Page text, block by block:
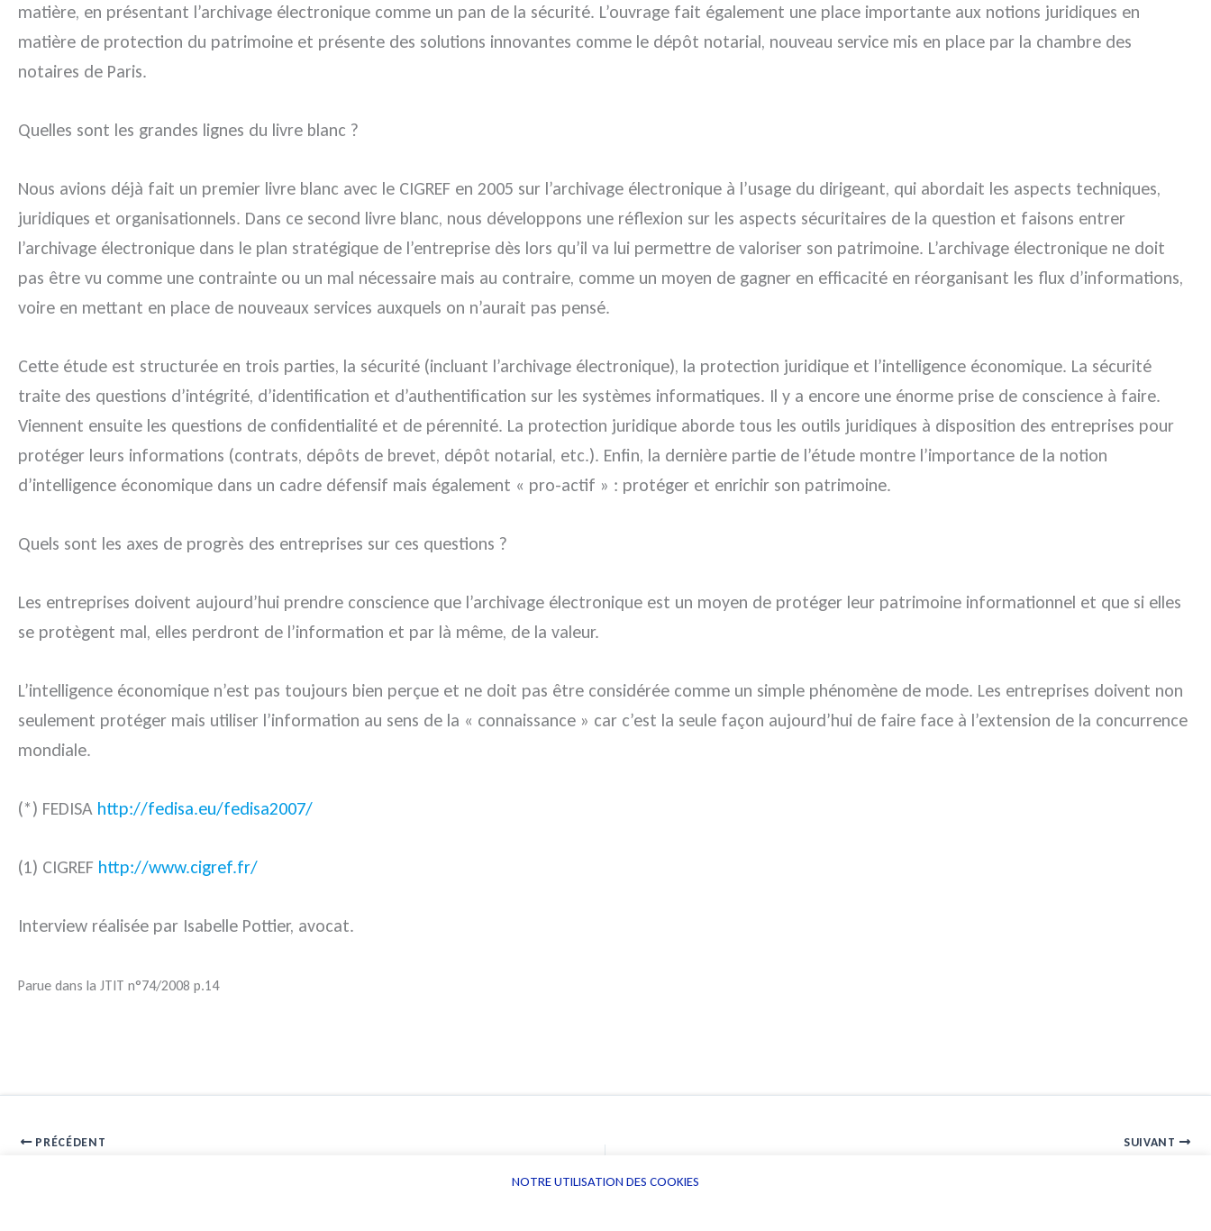
matière, en présentant l’archivage électronique comme un pan de la sécurité. L’ouvrage fait également une place importante aux notions juridiques en
matière de protection du patrimoine et présente des solutions innovantes comme le dépôt notarial, nouveau service mis en place par la chambre des
notaires de Paris.
Quelles sont les grandes lignes du livre blanc ?
Nous avions déjà fait un premier livre blanc avec le CIGREF en 2005 sur l’archivage électronique à l’usage du dirigeant, qui abordait les aspects techniques,
juridiques et organisationnels. Dans ce second livre blanc, nous développons une réflexion sur les aspects sécuritaires de la question et faisons entrer
l’archivage électronique dans le plan stratégique de l’entreprise dès lors qu’il va lui permettre de valoriser son patrimoine. L’archivage électronique ne doit
pas être vu comme une contrainte ou un mal nécessaire mais au contraire, comme un moyen de gagner en efficacité en réorganisant les flux d’informations,
voire en mettant en place de nouveaux services auxquels on n’aurait pas pensé.
Cette étude est structurée en trois parties, la sécurité (incluant l’archivage électronique), la protection juridique et l’intelligence économique. La sécurité
traite des questions d’intégrité, d’identification et d’authentification sur les systèmes informatiques. Il y a encore une énorme prise de conscience à faire.
Viennent ensuite les questions de confidentialité et de pérennité. La protection juridique aborde tous les outils juridiques à disposition des entreprises pour
protéger leurs informations (contrats, dépôts de brevet, dépôt notarial, etc.). Enfin, la dernière partie de l’étude montre l’importance de la notion
d’intelligence économique dans un cadre défensif mais également « pro-actif » : protéger et enrichir son patrimoine.
Quels sont les axes de progrès des entreprises sur ces questions ?
Les entreprises doivent aujourd’hui prendre conscience que l’archivage électronique est un moyen de protéger leur patrimoine informationnel et que si elles
se protègent mal, elles perdront de l’information et par là même, de la valeur.
L’intelligence économique n’est pas toujours bien perçue et ne doit pas être considérée comme un simple phénomène de mode. Les entreprises doivent non
seulement protéger mais utiliser l’information au sens de la « connaissance » car c’est la seule façon aujourd’hui de faire face à l’extension de la concurrence
mondiale.
(*) FEDISA http://fedisa.eu/fedisa2007/
(1) CIGREF http://www.cigref.fr/
Interview réalisée par Isabelle Pottier, avocat.
Parue dans la JTIT n°74/2008 p.14
PRÉCÉDENT SUIVANT
NOTRE UTILISATION DES COOKIES